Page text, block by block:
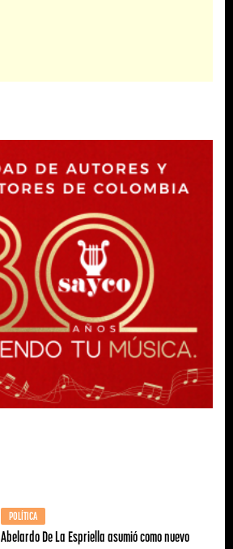
POLÍTICA
Abelardo De La Espriella asumió como nuevo